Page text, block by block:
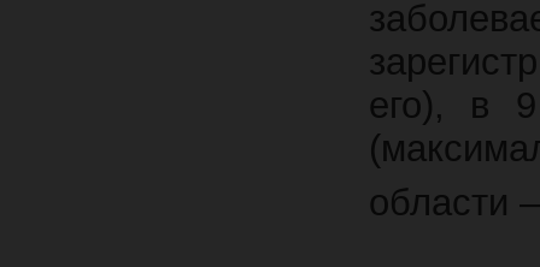
его), в
области